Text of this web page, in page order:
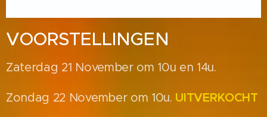
VOORSTELLINGEN
Zaterdag 21 November om 10u en 14u.
Zondag 22 November om 10u. UITVERKOCHT